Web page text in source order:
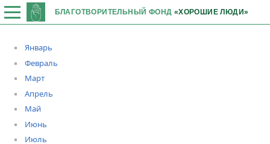
БЛАГОТВОРИТЕЛЬНЫЙ ФОНД «ХОРОШИЕ ЛЮДИ»
Январь
Февраль
Март
Апрель
Май
Июнь
Июль